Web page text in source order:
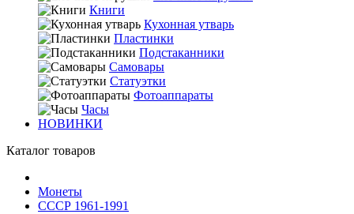
Книги
Кухонная утварь
Пластинки
Подстаканники
Самовары
Статуэтки
Фотоаппараты
Часы
НОВИНКИ
Каталог товаров
Монеты
СССР 1961-1991